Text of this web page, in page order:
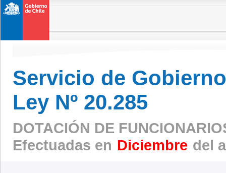
Servicio de
Ley Nº 20.285
DOTACIÓN DE
Efectuadas en Diciembre del